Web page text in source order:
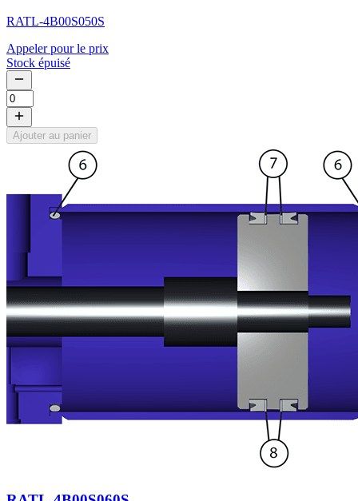
RATL-4B00S050S
Appeler pour le prix
Stock épuisé
Ajouter au panier